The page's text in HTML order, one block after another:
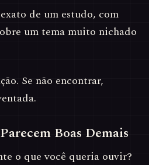
de um estudo, com
um tema muito nichado
Se não encontrar,
Boas Demais
o que você queria ouvir?